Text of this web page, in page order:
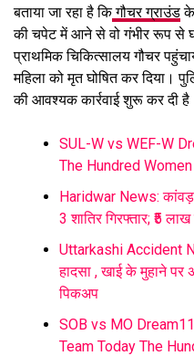
बताया जा रहा है किगौचर ग्राउंडके
की चपेट में आने से वो गंभीर रूप से
प्राथमिक चिकित्सालय गौचर
महिला को मृत घोषित कर दिया।
की आवश्यक कार्रवाई शुरू कर दी
SUL-W vs WEF-W
The Hundred
Haridwar News: कांवड़
3 शातिर गिरफ्तार; ₹5
Uttarkashi Accident
हादसा , खाई के मुहाने पर
पिकअप
SOB vs MO
Team Today The